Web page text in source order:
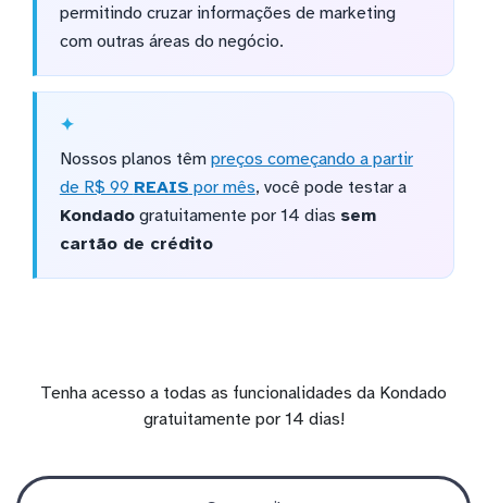
permitindo cruzar informações de marketing
com outras áreas do negócio.
Nossos planos têm preços começando a partir
de R$ 99 REAIS por mês, você pode testar a
Kondadogratuitamente por 14 dias sem
cartão de crédito
Tenha acesso a todas as funcionalidades da Kondado
gratuitamente por 14 dias!